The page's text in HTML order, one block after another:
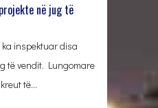
në jug të
inspektuar disa
të vendit. Lungomare
të…